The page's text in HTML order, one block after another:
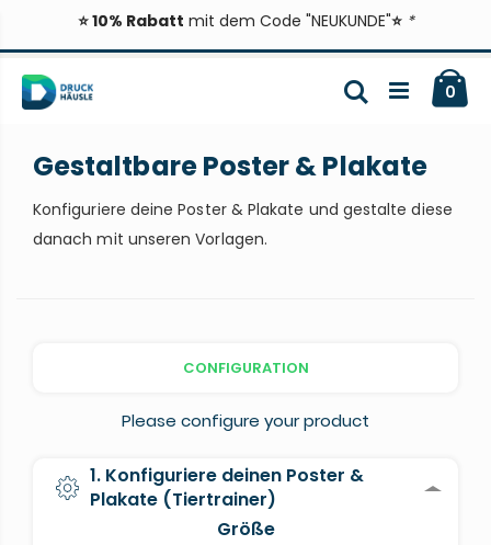
⭐ 10% Rabatt mit dem Code "NEUKUNDE"⭐ *
Inhalt
springen
0
Suche
Gestaltbare Poster & Plakate
Konfiguriere deine Poster & Plakate und gestalte diese
danach mit unseren Vorlagen.
CONFIGURATION
Please configure your product
1. Konfiguriere deinen Poster &
Plakate (Tiertrainer)
Größe